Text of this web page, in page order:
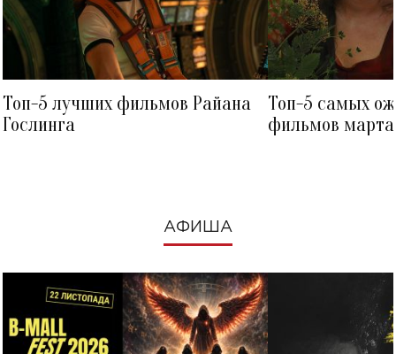
Топ-5 лучших фильмов Райана
Гослинга
Топ-5 самых
фильмов
АФИША